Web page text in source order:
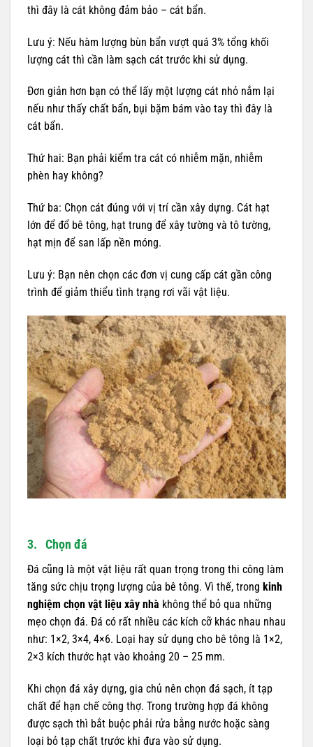
thì đây là cát không đảm bảo – cát bẩn.
Lưu ý: Nếu hàm lượng bùn bẩn vượt quá 3% tổng khối
lượng cát thì cần làm sạch cát trước khi sử dụng.
Đơn giản hơn bạn có thể lấy một lượng cát nhỏ nắm lại
nếu như thấy chất bẩn, bụi bặm bám vào tay thì đây là
cát bẩn.
Thứ hai: Bạn phải kiểm tra cát có nhiễm mặn, nhiễm
phèn hay không?
Thứ ba: Chọn cát đúng với vị trí cần xây dựng. Cát hạt
lớn để đổ bê tông, hạt trung để xây tường và tô tường,
hạt mịn để san lấp nền móng.
Lưu ý: Bạn nên chọn các đơn vị cung cấp cát gần công
trình để giảm thiểu tình trạng rơi vãi vật liệu.
3. Chọn đá
Đá cũng là một vật liệu rất quan trọng trong thi công làm
tăng sức chịu trọng lượng của bê tông. Vì thế, trong kinh
nghiệm chọn vật liệu xây nhà không thể bỏ qua những
mẹo chọn đá. Đá có rất nhiều các kích cỡ khác nhau nhau
như: 1×2, 3×4, 4×6. Loại hay sử dụng cho bê tông là 1×2,
2×3 kích thước hạt vào khoảng 20 – 25 mm.
Khi chọn đá xây dựng, gia chủ nên chọn đá sạch, ít tạp
chất để hạn chế công thợ. Trong trường hợp đá không
được sạch thì bắt buộc phải rửa bằng nước hoặc sàng
loại bỏ tạp chất trước khi đưa vào sử dụng.